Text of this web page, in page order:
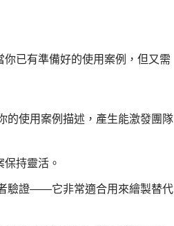
已有準備好的使用案例，但又需
的使用案例描述，產生能激發團隊
持靈活。
驗證——它非常適合用來繪製替代